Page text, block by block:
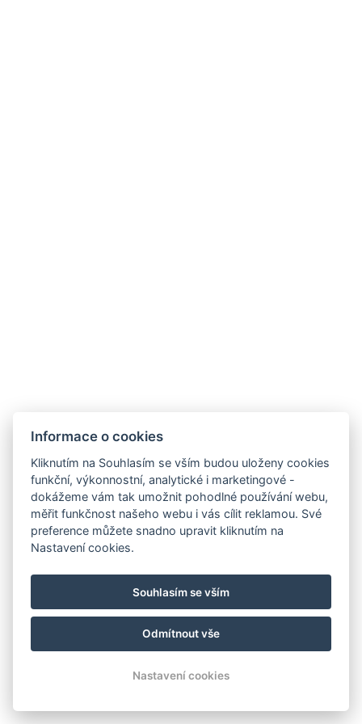
+420 725 565 534
Informace o cookies
Kliknutím na Souhlasím se vším budou uloženy cookies
funkční, výkonnostní, analytické i marketingové -
dokážeme vám tak umožnit pohodlné používání webu,
měřit funkčnost našeho webu i vás cílit reklamou. Své
preference můžete snadno upravit kliknutím na
Nastavení cookies.
Souhlasím se vším
Odmítnout vše
Nastavení cookies